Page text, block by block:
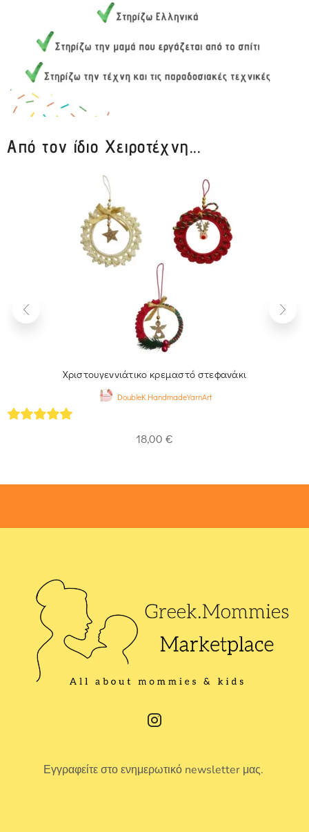
Από τον ίδιο Χειροτέχνη...
Χριστουγεννιάτικο κρεμαστό στεφανάκι
DoubleK.HandmadeYarnArt
18,00 €
Εγγραφείτε στο ενημερωτικό newsletter μας.